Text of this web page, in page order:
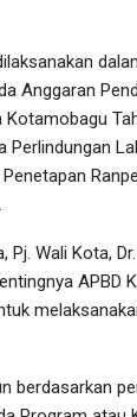
Anggaran
Kotamobagu
Perlindungan
Pj. Wali Kota,
APBD
berdasarkan